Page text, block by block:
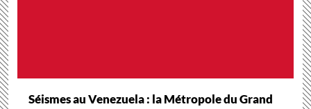
Séismes au Venezuela : la Métropole du Grand